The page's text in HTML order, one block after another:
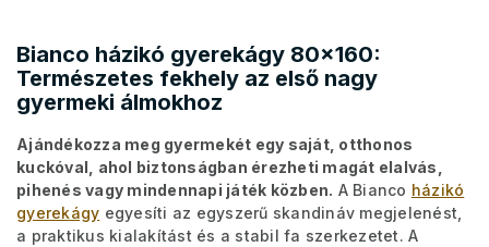
Bianco házikó gyerekágy 80x160:
Természetes fekhely az első nagy
gyermeki álmokhoz
Ajándékozza meg gyermekét egy saját, otthonos
kuckóval, ahol biztonságban érezheti magát elalvás,
pihenés vagy mindennapi játék közben. A Bianco házikó
gyerekágy egyesíti az egyszerű skandináv megjelenést,
a praktikus kialakítást és a stabil fa szerkezetet. A